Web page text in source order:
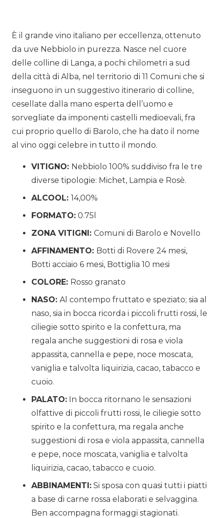
È il grande vino italiano per eccellenza, ottenuto
da uve Nebbiolo in purezza. Nasce nel cuore
delle colline di Langa, a pochi chilometri a sud
della città di Alba, nel territorio di 11 Comuni che si
inseguono in un suggestivo itinerario di colline,
cesellate dalla mano esperta dell’uomo e
sorvegliate da imponenti castelli medioevali, fra
cui proprio quello di Barolo, che ha dato il nome
al vino oggi celebre in tutto il mondo.
VITIGNO: Nebbiolo 100% suddiviso fra le tre
diverse tipologie: Michet, Lampia e Rosè.
ALCOOL: 14,00%
FORMATO: 0.75l
ZONA VITIGNI: Comuni di Barolo e Novello
AFFINAMENTO: Botti di Rovere 24 mesi,
Botti acciaio 6 mesi, Bottiglia 10 mesi
COLORE: Rosso granato
NASO: Al contempo fruttato e speziato; sia al
naso, sia in bocca ricorda i piccoli frutti rossi, le
ciliegie sotto spirito e la confettura, ma
regala anche suggestioni di rosa e viola
appassita, cannella e pepe, noce moscata,
vaniglia e talvolta liquirizia, cacao, tabacco e
cuoio.
PALATO: In bocca ritornano le sensazioni
olfattive di piccoli frutti rossi, le ciliegie sotto
spirito e la confettura, ma regala anche
suggestioni di rosa e viola appassita, cannella
e pepe, noce moscata, vaniglia e talvolta
liquirizia, cacao, tabacco e cuoio.
ABBINAMENTI: Si sposa con quasi tutti i piatti
a base di carne rossa elaborati e selvaggina.
Ben accompagna formaggi stagionati.